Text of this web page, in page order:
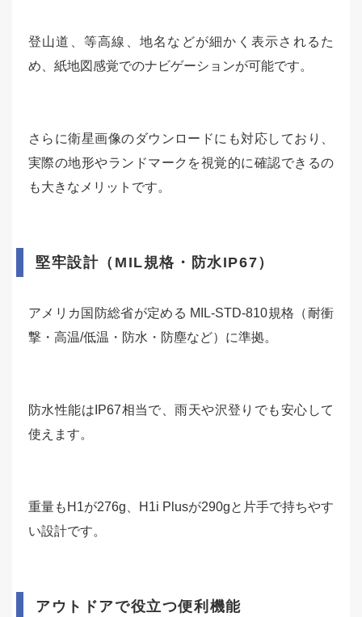
登山道、等高線、地名などが細かく表示されるた
め、紙地図感覚でのナビゲーションが可能です。
さらに衛星画像のダウンロードにも対応しており、
実際の地形やランドマークを視覚的に確認できるの
も大きなメリットです。
堅牢設計（MIL規格・防水IP67）
アメリカ国防総省が定める MIL-STD-810規格（耐衝
撃・高温/低温・防水・防塵など）に準拠。
防水性能はIP67相当で、雨天や沢登りでも安心して
使えます。
重量もH1が276g、H1i Plusが290gと片手で持ちやす
い設計です。
アウトドアで役立つ便利機能